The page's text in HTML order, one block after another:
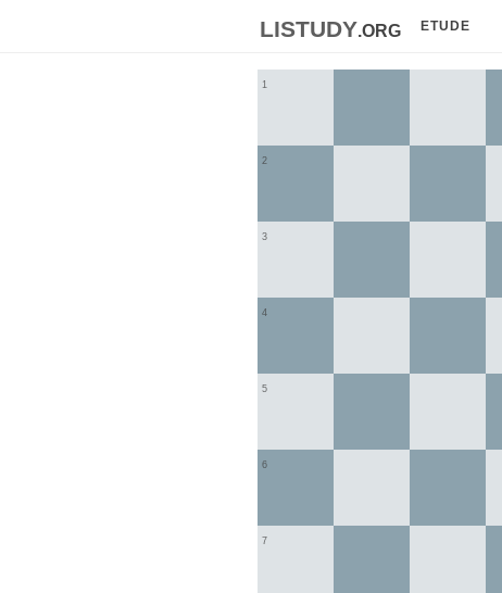
listudy.org ETUDE
1
2
3
4
5
6
7